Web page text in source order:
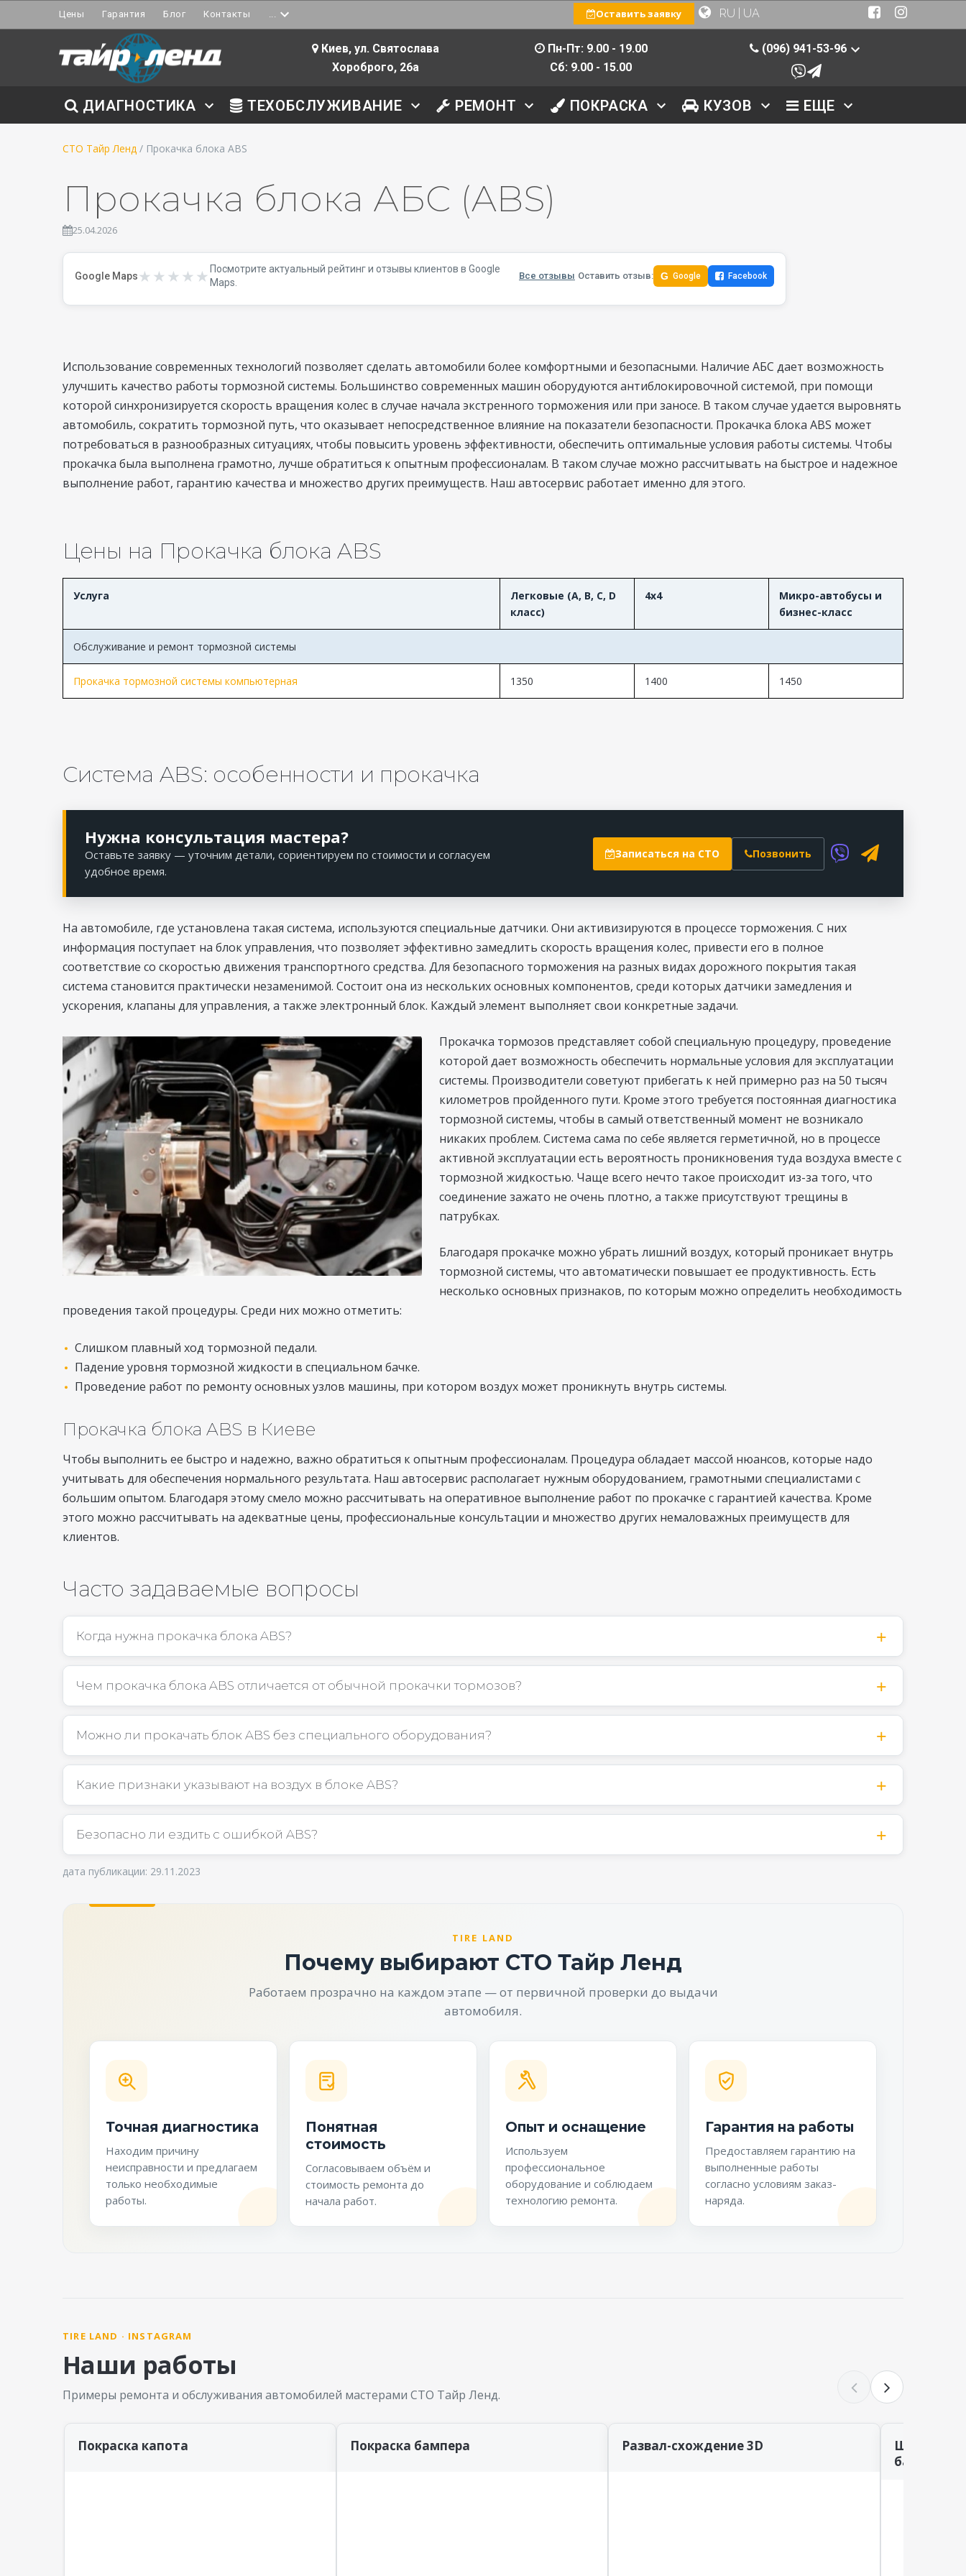
Цены Гарантия Блог Контакты ... RU UA
Оставить заявку
Киев, ул. Святослава
Хороброго, 26а
Пн-Пт: 9.00 - 19.00
Сб: 9.00 - 15.00
(096) 941-53-96
ДИАГНОСТИКА ТЕХОБСЛУЖИВАНИЕ РЕМОНТ ПОКРАСКА КУЗОВ ЕЩЕ
СТО Тайр Ленд / Прокачка блока ABS
Прокачка блока АБС (ABS)
25.04.2026
Google Maps ★★★★★
★★★★★ Посмотрите актуальный рейтинг и отзывы клиентов в Google
Maps.
Все отзывы Оставить отзыв: G Google Facebook
Использование современных технологий позволяет сделать автомобили более комфортными и безопасными. Наличие АБС дает возможность
улучшить качество работы тормозной системы. Большинство современных машин оборудуются антиблокировочной системой, при помощи
которой синхронизируется скорость вращения колес в случае начала экстренного торможения или при заносе. В таком случае удается выровнять
автомобиль, сократить тормозной путь, что оказывает непосредственное влияние на показатели безопасности. Прокачка блока ABS может
потребоваться в разнообразных ситуациях, чтобы повысить уровень эффективности, обеспечить оптимальные условия работы системы. Чтобы
прокачка была выполнена грамотно, лучше обратиться к опытным профессионалам. В таком случае можно рассчитывать на быстрое и надежное
выполнение работ, гарантию качества и множество других преимуществ. Наш автосервис работает именно для этого.
Цены на Прокачка блока ABS
Услуга
Легковые (A, B, C, D
класс)
4x4
Микро-автобусы и
бизнес-класс
Обслуживание и ремонт тормозной системы
Прокачка тормозной системы компьютерная 1350 1400 1450
Система ABS: особенности и прокачка
Нужна консультация мастера?
Оставьте заявку — уточним детали, сориентируем по стоимости и согласуем
удобное время.
Записаться на СТО Позвонить
На автомобиле, где установлена такая система, используются специальные датчики. Они активизируются в процессе торможения. С них
информация поступает на блок управления, что позволяет эффективно замедлить скорость вращения колес, привести его в полное
соответствие со скоростью движения транспортного средства. Для безопасного торможения на разных видах дорожного покрытия такая
система становится практически незаменимой. Состоит она из нескольких основных компонентов, среди которых датчики замедления и
ускорения, клапаны для управления, а также электронный блок. Каждый элемент выполняет свои конкретные задачи.
Прокачка тормозов представляет собой специальную процедуру, проведение
которой дает возможность обеспечить нормальные условия для эксплуатации
системы. Производители советуют прибегать к ней примерно раз на 50 тысяч
километров пройденного пути. Кроме этого требуется постоянная диагностика
тормозной системы, чтобы в самый ответственный момент не возникало
никаких проблем. Система сама по себе является герметичной, но в процессе
активной эксплуатации есть вероятность проникновения туда воздуха вместе с
тормозной жидкостью. Чаще всего нечто такое происходит из-за того, что
соединение зажато не очень плотно, а также присутствуют трещины в
патрубках.
Благодаря прокачке можно убрать лишний воздух, который проникает внутрь
тормозной системы, что автоматически повышает ее продуктивность. Есть
несколько основных признаков, по которым можно определить необходимость
проведения такой процедуры. Среди них можно отметить:
Слишком плавный ход тормозной педали.
Падение уровня тормозной жидкости в специальном бачке.
Проведение работ по ремонту основных узлов машины, при котором воздух может проникнуть внутрь системы.
Прокачка блока ABS в Киеве
Чтобы выполнить ее быстро и надежно, важно обратиться к опытным профессионалам. Процедура обладает массой нюансов, которые надо
учитывать для обеспечения нормального результата. Наш автосервис располагает нужным оборудованием, грамотными специалистами с
большим опытом. Благодаря этому смело можно рассчитывать на оперативное выполнение работ по прокачке с гарантией качества. Кроме
этого можно рассчитывать на адекватные цены, профессиональные консультации и множество других немаловажных преимуществ для
клиентов.
Часто задаваемые вопросы
Когда нужна прокачка блока ABS?
Чем прокачка блока ABS отличается от обычной прокачки тормозов?
Можно ли прокачать блок ABS без специального оборудования?
Какие признаки указывают на воздух в блоке ABS?
Безопасно ли ездить с ошибкой ABS?
дата публикации: 29.11.2023
TIRE LAND
Почему выбирают СТО Тайр Ленд
Работаем прозрачно на каждом этапе — от первичной проверки до выдачи
автомобиля.
Точная диагностика
Находим причину
неисправности и предлагаем
только необходимые
работы.
Понятная
стоимость
Согласовываем объём и
стоимость ремонта до
начала работ.
Опыт и оснащение
Используем
профессиональное
оборудование и соблюдаем
технологию ремонта.
Гарантия на работы
Предоставляем гарантию на
выполненные работы
согласно условиям заказ-
наряда.
TIRE LAND · INSTAGRAM
Наши работы
Примеры ремонта и обслуживания автомобилей мастерами СТО Тайр Ленд.
Покраска капота Покраска бампера Развал-схождение 3D